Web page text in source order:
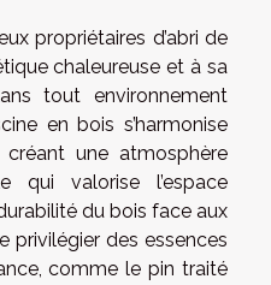
propriétaires d’abri de
chaleureuse et à sa
tout environnement
en bois s’harmonise
une atmosphère
qui valorise l’espace
du bois face aux
privilégier des essences
comme le pin traité